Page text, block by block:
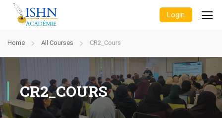
Login
Home All Courses CR2_Cours
CR2_COURS